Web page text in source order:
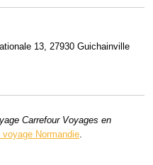
13, 27930 Guichainville
Carrefour Voyages en
voyage Normandie.